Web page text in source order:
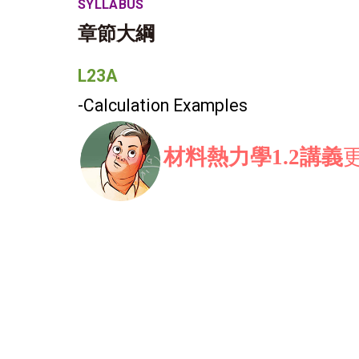
SYLLABUS
章節大綱
L23A
-Calculation Examples
材料熱力學1.2講義